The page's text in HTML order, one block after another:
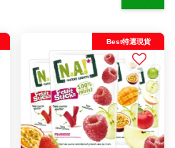
Best特選現貨